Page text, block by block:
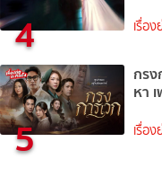
4 เรื่อ
5
กรง
หา
เรื่อ